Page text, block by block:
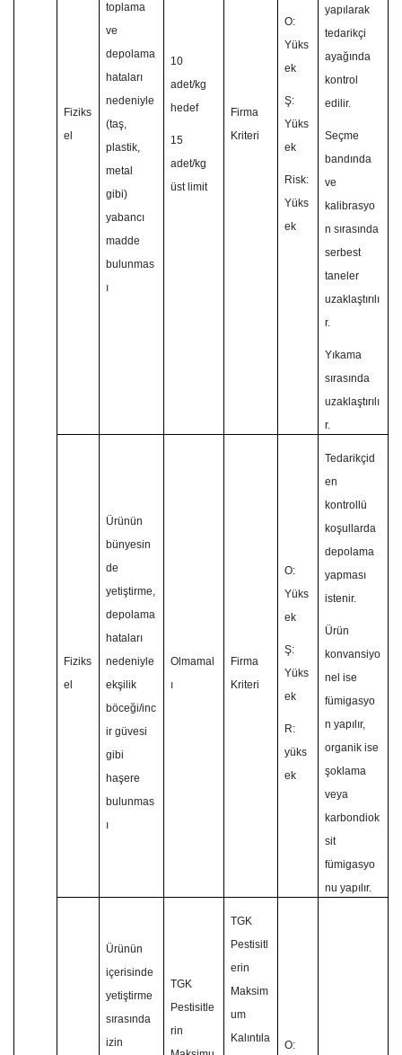
Fiziks
el
toplama
ve
depolama
hataları
nedeniyle
(taş,
plastik,
metal
gibi)
yabancı
madde
bulunmas
ı
10
adet/kg
hedef
15
adet/kg
üst limit
Firma
Kriteri
O:
Yüks
ek
Ş:
Yüks
ek
Risk:
Yüks
ek
yapılarak
tedarikçi
ayağında
kontrol
edilir.
Seçme
bandında
ve
kalibrasyo
n sırasında
serbest
taneler
uzaklaştırılı
r.
Yıkama
sırasında
uzaklaştırılı
r.
Fiziks
el
Ürünün
bünyesin
de
yetiştirme,
depolama
hataları
nedeniyle
ekşilik
böceği/inc
ir güvesi
gibi
haşere
bulunmas
ı
Olmamal
ı
Firma
Kriteri
O:
Yüks
ek
Ş:
Yüks
ek
R:
yüks
ek
Tedarikçid
en
kontrollü
koşullarda
depolama
yapması
istenir.
Ürün
konvansiyo
nel ise
fümigasyo
n yapılır,
organik ise
şoklama
veya
karbondiok
sit
fümigasyo
nu yapılır.
Ürünün
içerisinde
yetiştirme
sırasında
izin
TGK
Pestisitle
rin
TGK
Pestisitl
erin
Maksim
um
Kalıntıla
O: